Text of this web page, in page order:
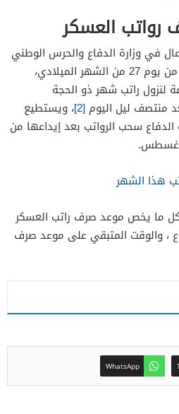
العسكر
في وزارة الدفاع والحرس الوطني
صرف راتبهم الشهري ابتداءًا من يوم 27 من الشهر الميلادي،
فقط أقل من 24 ساعة لنزول راتب شهر ذو الحجة
[2] ، ويستطيع
سحب الرواتب بعد إيداعها من
هذا الشهر
ما يخص موعد صرف راتب العسكر
، والوقت المتبقي على موعد صرف
WhatsApp